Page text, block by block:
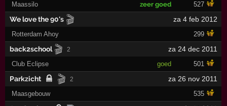
Maassilo zeer goed 527
We love the 90's 🎬 za 4 feb 2012
Rotterdam Ahoy 299
back2school 🎬 2 za 24 dec 2011
Club Eclipse goed 501
Parkzicht 🎬 2 za 26 nov 2011
Maasgebouw 535